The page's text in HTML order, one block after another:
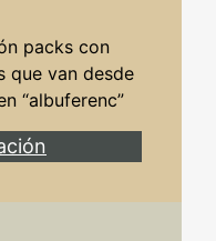
packs con
que van desde
“albuferenc”